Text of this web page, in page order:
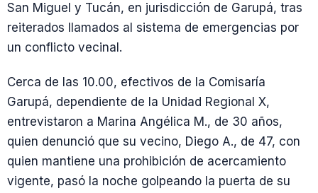
San Miguel y Tucán, en jurisdicción de Garupá, tras
reiterados llamados al sistema de emergencias por
un conflicto vecinal.
Cerca de las 10.00, efectivos de la Comisaría
Garupá, dependiente de la Unidad Regional X,
entrevistaron a Marina Angélica M., de 30 años,
quien denunció que su vecino, Diego A., de 47, con
quien mantiene una prohibición de acercamiento
vigente, pasó la noche golpeando la puerta de su